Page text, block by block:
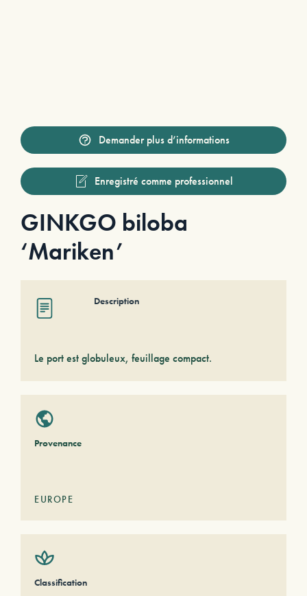
Demander plus d’informations
Enregistré comme professionnel
GINKGO biloba
‘Mariken’
Description
Le port est globuleux, feuillage compact.
Provenance
EUROPE
Classification